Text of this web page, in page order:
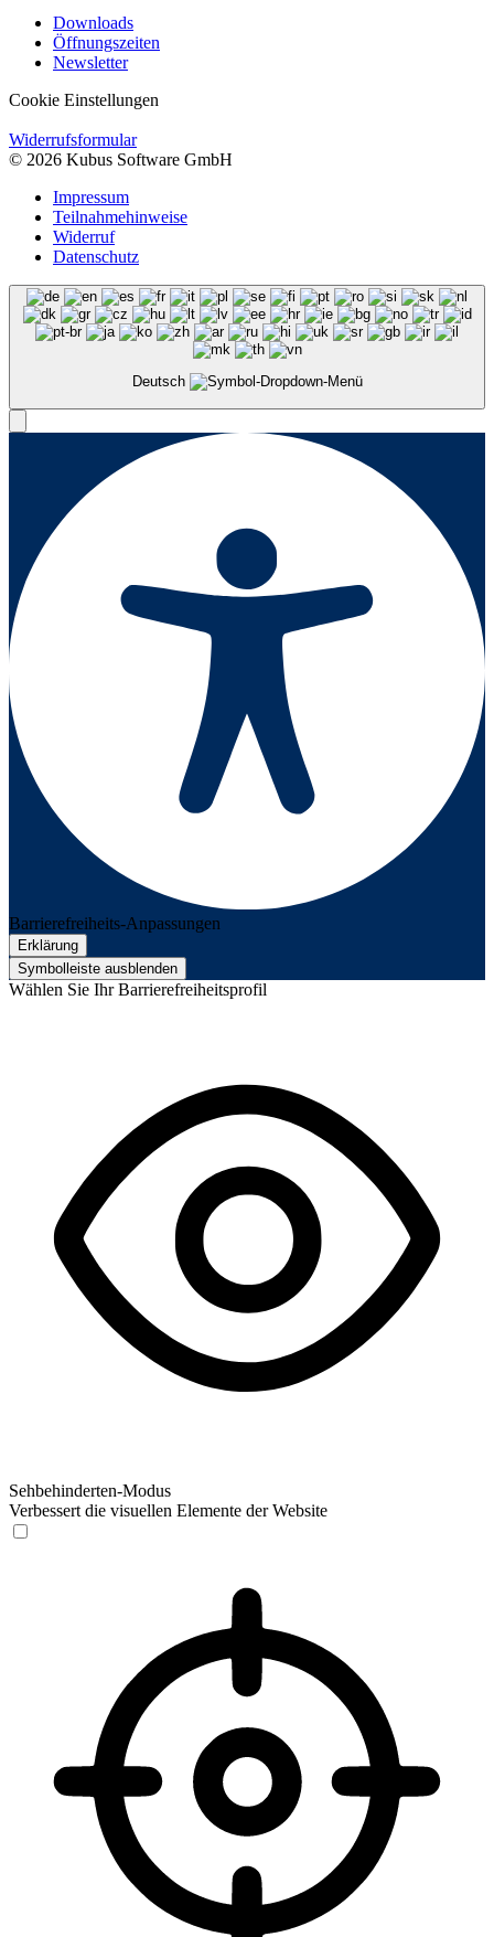
Downloads
Öffnungszeiten
Newsletter
Cookie Einstellungen
Widerrufsformular
© 2026 Kubus Software GmbH
Impressum
Teilnahmehinweise
Widerruf
Datenschutz
Deutsch
Barrierefreiheits-Anpassungen
Erklärung
Symbolleiste ausblenden
Wählen Sie Ihr Barrierefreiheitsprofil
Sehbehinderten-Modus
Verbessert die visuellen Elemente der Website